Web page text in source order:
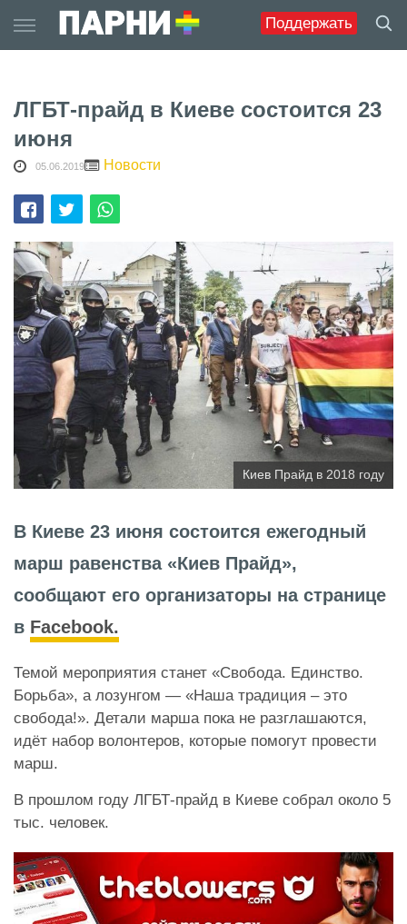
Поддержать
to
content
ЛГБТ-прайд в Киеве состоится 23
июня
05.06.2019 Новости
Киев Прайд в 2018 году
В Киеве 23 июня состоится ежегодный
марш равенства «Киев Прайд»,
сообщают его организаторы на странице
в Facebook.
Темой мероприятия станет «Свобода. Единство.
Борьба», а лозунгом — «Наша традиция – это
свобода!». Детали марша пока не разглашаются,
идёт набор волонтеров, которые помогут провести
марш.
В прошлом году ЛГБТ-прайд в Киеве собрал около 5
тыс. человек.